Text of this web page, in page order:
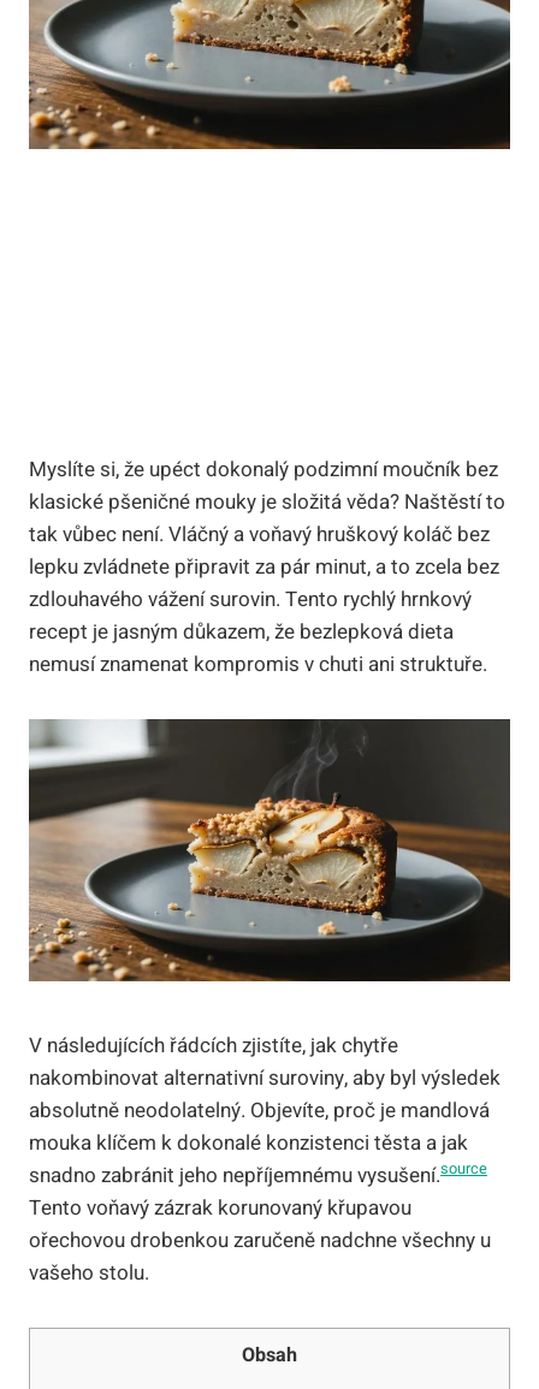
Myslíte si, že upéct dokonalý podzimní moučník bez
klasické pšeničné mouky je složitá věda? Naštěstí to
tak vůbec není. Vláčný a voňavý hruškový koláč bez
lepku zvládnete připravit za pár minut, a to zcela bez
zdlouhavého vážení surovin. Tento rychlý hrnkový
recept je jasným důkazem, že bezlepková dieta
nemusí znamenat kompromis v chuti ani struktuře.
V následujících řádcích zjistíte, jak chytře
nakombinovat alternativní suroviny, aby byl výsledek
absolutně neodolatelný. Objevíte, proč je mandlová
mouka klíčem k dokonalé konzistenci těsta a jak
snadno zabránit jeho nepříjemnému vysušení.source
Tento voňavý zázrak korunovaný křupavou
ořechovou drobenkou zaručeně nadchne všechny u
vašeho stolu.
Obsah